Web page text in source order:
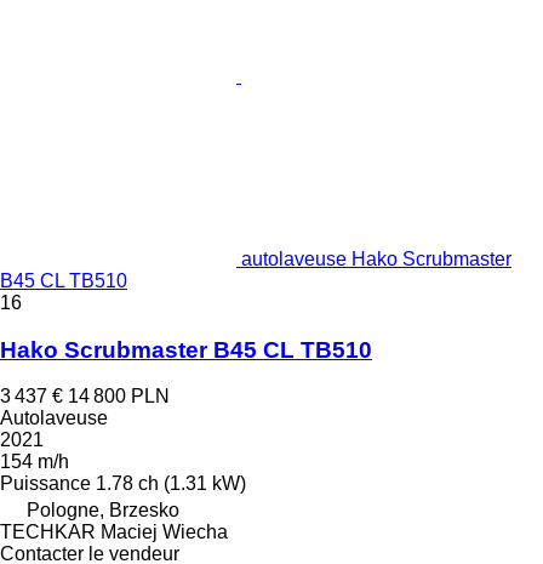
autolaveuse Hako Scrubmaster
B45 CL TB510
16
Hako Scrubmaster B45 CL TB510
3 437 € 14 800 PLN
Autolaveuse
2021
154 m/h
Puissance 1.78 ch (1.31 kW)
Pologne, Brzesko
TECHKAR Maciej Wiecha
Contacter le vendeur